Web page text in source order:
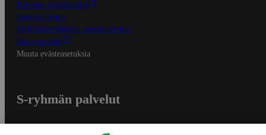
Palvelun käyttöehdot
Saavutettavuus
Mobiilisovelluksen saavutettavuus
Mainostajalle
Muuta evästeasetuksia
S-ryhmän palvelut